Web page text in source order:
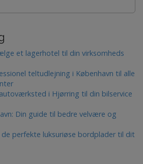
et lagerhotel til din virksomheds
teltudlejning i København til alle
i Hjørring til din bilservice
Din guide til bedre velvære og
perfekte luksuriøse bordplader til dit